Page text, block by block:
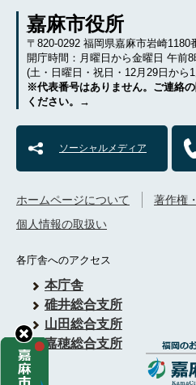
嘉麻市役所
〒820-0292 福岡県嘉麻市岩崎1180
開庁時間：月曜日から金曜日 午前
(土・日曜日・祝日・12月29日から
※代表番号はありません。ご連絡
ください。→
ソーシャルメディア
各庁舎へのアクセス
本庁舎
碓井総合支所
山田総合支所
嘉穂総合支所
ホームページについて
著作権
個人情報の取扱い